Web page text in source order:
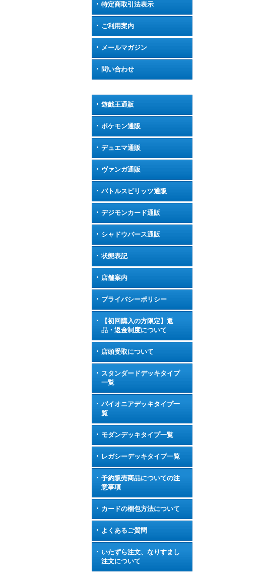
特定商取引法表示
ご利用案内
メールマガジン
問い合わせ
遊戯王通販
ポケモン通販
デュエマ通販
ヴァンガ通販
バトルスピリッツ通販
デジモンカード通販
シャドウバース通販
状態表記
店舗案内
プライバシーポリシー
【初回購入の方限定】返
品・返金制度について
店頭受取について
スタンダードデッキタイプ
一覧
パイオニアデッキタイプ一
覧
モダンデッキタイプ一覧
レガシーデッキタイプ一覧
予約販売商品についての注
意事項
カードの梱包方法について
よくあるご質問
いたずら注文、なりすまし
注文について